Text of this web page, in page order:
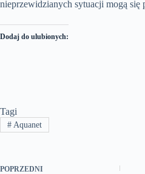
nieprzewidzianych sytuacji mogą się
Dodaj do ulubionych:
Tagi
#Aquanet
POPRZEDNI